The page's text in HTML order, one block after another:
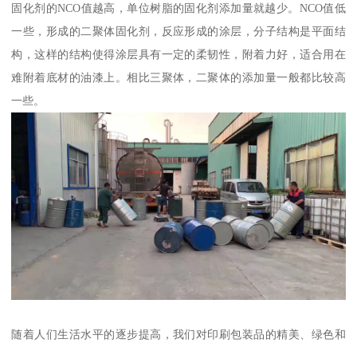
固化剂的NCO值越高，单位树脂的固化剂添加量就越少。NCO值低
一些，形成的二聚体固化剂，反应形成的涂层，分子结构是平面结
构，这样的结构使得涂层具有一定的柔韧性，附着力好，适合用在
难附着底材的油漆上。相比三聚体，二聚体的添加量一般都比较高
一些。
随着人们生活水平的逐步提高，我们对印刷包装品的精美、绿色和